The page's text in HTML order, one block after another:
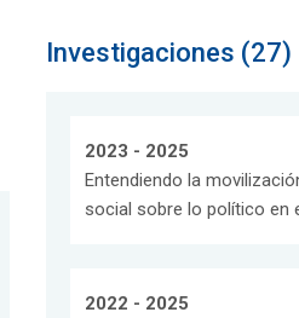
Investigaciones (27)
2023 - 2025
Entendiendo la
social sobre lo político en
2022 - 2025